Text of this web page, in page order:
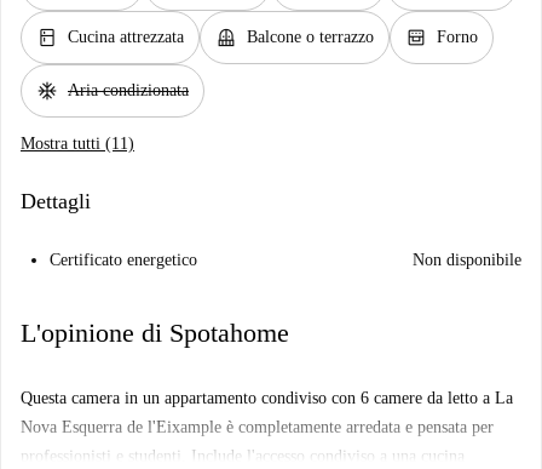
kitchen Cucina attrezzata balcony Balcone o terrazzo oven_gen Forno
ac_unit Aria condizionata
Mostra tutti (11)
Dettagli
Certificato energetico Non disponibile
L'opinione di Spotahome
Questa camera in un appartamento condiviso con 6 camere da letto a La
Nova Esquerra de l'Eixample è completamente arredata e pensata per
professionisti e studenti. Include l'accesso condiviso a una cucina